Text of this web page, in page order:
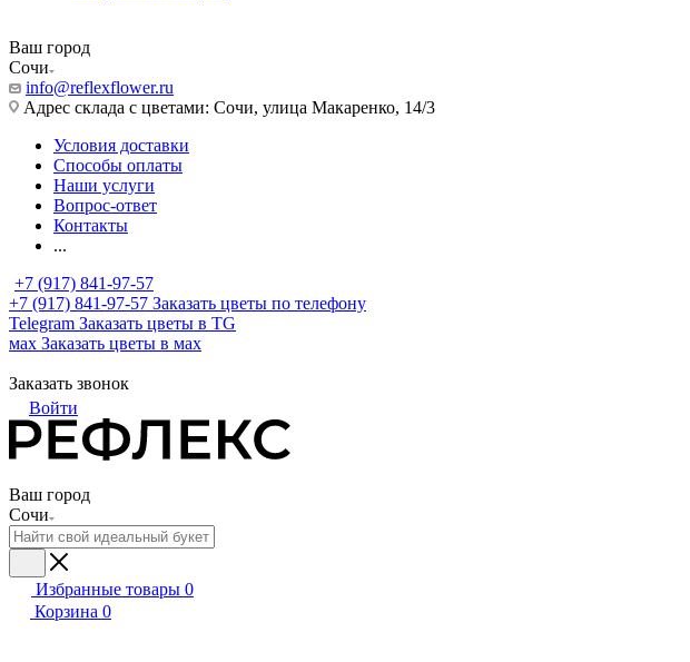
Ваш город
Сочи
info@reflexflower.ru
Адрес склада с цветами: Сочи, улица Макаренко, 14/3
Условия доставки
Способы оплаты
Наши услуги
Вопрос-ответ
Контакты
...
+7 (917) 841-97-57
+7 (917) 841-97-57 Заказать цветы по телефону
Telegram Заказать цветы в TG
мах Заказать цветы в мах
Заказать звонок
Войти
Ваш город
Сочи
Избранные товары 0
Корзина 0